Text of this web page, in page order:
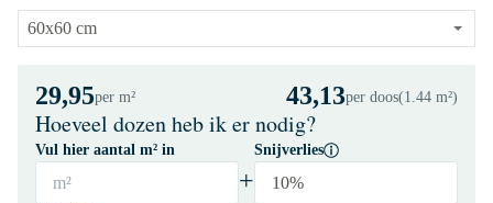
29,95per m² 43,13per doos(1.44 m²)
Hoeveel dozen heb ik er nodig?
Vul hier aantal m² in
m² +
Snijverlies
10%